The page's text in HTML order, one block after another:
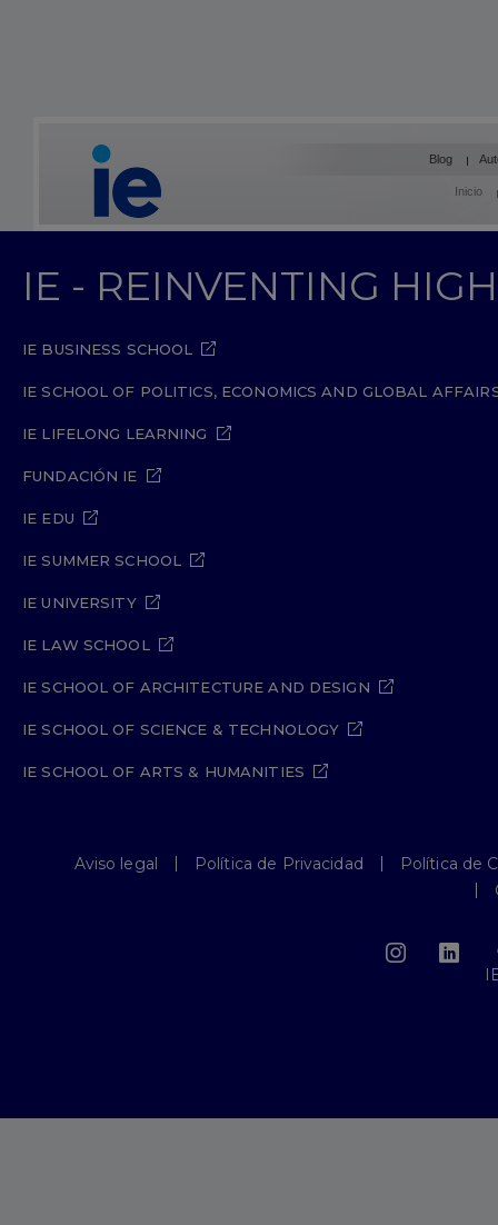
Blog
Inicio
IE - REINVENTING
IE BUSINESS SCHOOL
IE SCHOOL OF POLITICS, ECONOMICS AND GLOBAL
IE LIFELONG LEARNING
FUNDACIÓN IE
IE EDU
IE SUMMER SCHOOL
IE UNIVERSITY
IE LAW SCHOOL
IE SCHOOL OF ARCHITECTURE AND DESIGN
IE SCHOOL OF SCIENCE & TECHNOLOGY
IE SCHOOL OF ARTS & HUMANITIES
Aviso legal Política de Privacidad
Política de